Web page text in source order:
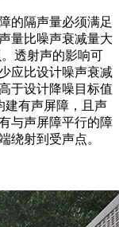
的隔声量必须满足
量比噪声衰减量大
透射声的影响可
应比设计噪声衰减
于设计降噪目标值
建有声屏障，且声
与声屏障平行的障
绕射到受声点。